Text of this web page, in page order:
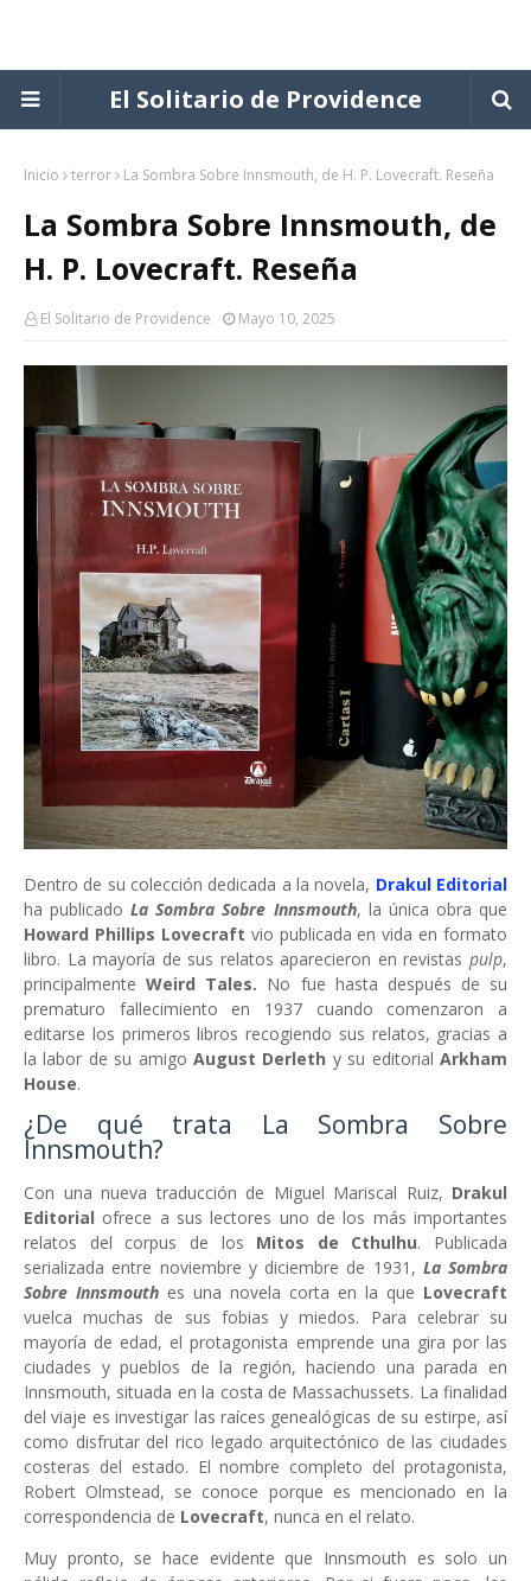
El Solitario de Providence
Inicio terror La Sombra Sobre Innsmouth, de H. P. Lovecraft. Reseña
La Sombra Sobre Innsmouth, de
H. P. Lovecraft. Reseña
El Solitario de Providence Mayo 10, 2025
Dentro de su colección dedicada a la novela, Drakul Editorial
ha publicadoLa Sombra Sobre Innsmouth, la única obra que
Howard Phillips Lovecraft vio publicada en vida en formato
libro. La mayoría de sus relatos aparecieron en revistas pulp,
principalmenteWeird Tales. No fue hasta después de su
prematuro fallecimiento en 1937 cuando comenzaron a
editarse los primeros libros recogiendo sus relatos, gracias a
la labor de su amigo August Derleth y su editorialArkham
House.
¿De qué trata La Sombra Sobre
Innsmouth?
Con una nueva traducción de Miguel Mariscal Ruiz, Drakul
Editorial ofrece a sus lectores uno de los más importantes
relatos del corpus de los Mitos de Cthulhu. Publicada
serializada entre noviembre y diciembre de 1931, La Sombra
Sobre Innsmouth es una novela corta en la que Lovecraft
vuelca muchas de sus fobias y miedos. Para celebrar su
mayoría de edad, el protagonista emprende una gira por las
ciudades y pueblos de la región, haciendo una parada en
Innsmouth, situada en la costa de Massachussets. La finalidad
del viaje es investigar las raíces genealógicas de su estirpe, así
como disfrutar del rico legado arquitectónico de las ciudades
costeras del estado. El nombre completo del protagonista,
Robert Olmstead, se conoce porque es mencionado en la
correspondencia de Lovecraft, nunca en el relato.
Muy pronto, se hace evidente que Innsmouth es solo un